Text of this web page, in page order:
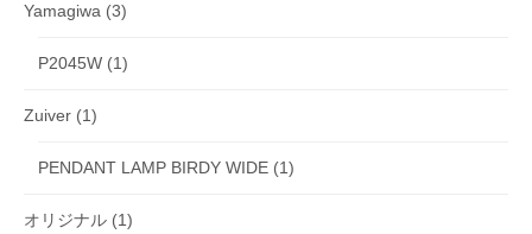
Yamagiwa (3)
P2045W (1)
Zuiver (1)
PENDANT LAMP BIRDY WIDE (1)
オリジナル (1)